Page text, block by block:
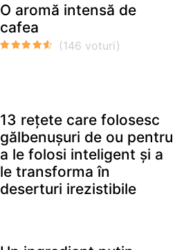
O aromă intensă de
cafea
13 rețete care folosesc
gălbenușuri de ou pentru
a le folosi inteligent și a
le transforma în
deserturi irezistibile